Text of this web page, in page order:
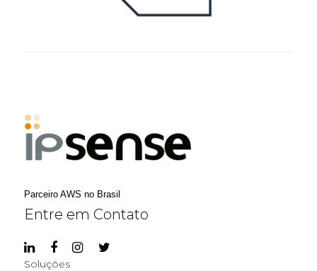
Parceiro AWS no Brasil
Entre em Contato
Soluções